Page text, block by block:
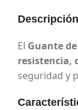
El Guante
resistencia,
seguridad y